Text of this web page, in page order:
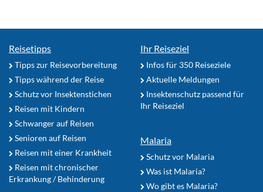
Reisetipps
Tipps zur Reisevorbereitung
Tipps während der Reise
Schutz vor Insektenstichen
Reisen mit Kindern
Schwanger auf Reisen
Senioren auf Reisen
Reisen mit einer Krankheit
Reisen mit chronischer
Erkrankung / Behinderung
Ihr Reiseziel
Infos für 350 Reiseziele
Aktuelle Meldungen
Insektenschutz passend für
Ihr Reiseziel
Malaria
Schutz vor Malaria
Was ist Malaria?
Wo gibt es Malaria?